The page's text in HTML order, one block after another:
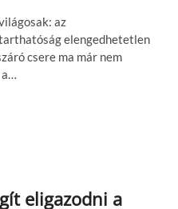
az
elengedhetetlen
csere ma már nem
a…
eligazodni a